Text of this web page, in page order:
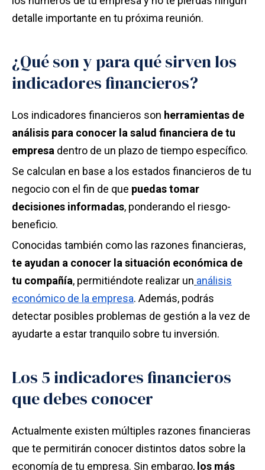
detalle importante en tu próxima reunión.
¿Qué son y para qué sirven los
indicadores financieros?
Los indicadores financieros son herramientas de
análisis para conocer la salud financiera de tu
empresa dentro de un plazo de tiempo específico.
Se calculan en base a los estados financieros de tu
negocio con el fin de que puedas tomar
decisiones informadas, ponderando el riesgo-
beneficio.
Conocidas también como las razones financieras,
te ayudan a conocer la situación económica de
tu compañía, permitiéndote realizar un análisis
económico de la empresa. Además, podrás
detectar posibles problemas de gestión a la vez de
ayudarte a estar tranquilo sobre tu inversión.
Los 5 indicadores financieros
que debes conocer
Actualmente existen múltiples razones financieras
que te permitirán conocer distintos datos sobre la
economía de tu empresa. Sin embargo, los más